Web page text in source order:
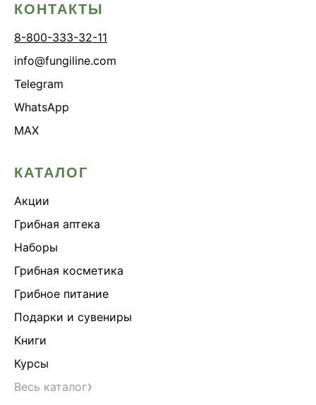
КОНТАКТЫ
8-800-333-32-11
info@fungiline.com
Telegram
WhatsApp
MAX
КАТАЛОГ
Акции
Грибная аптека
Наборы
Грибная косметика
Грибное питание
Подарки и сувениры
Книги
Курсы
Весь каталог›